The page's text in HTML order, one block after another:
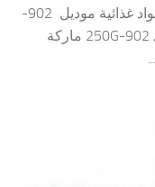
منسي مواصفات مكائن تعبيه و تغليف مواد غذائية موديل 902-
250G ماركة مهندس منسي اسم الموديل 902-250G ماركة